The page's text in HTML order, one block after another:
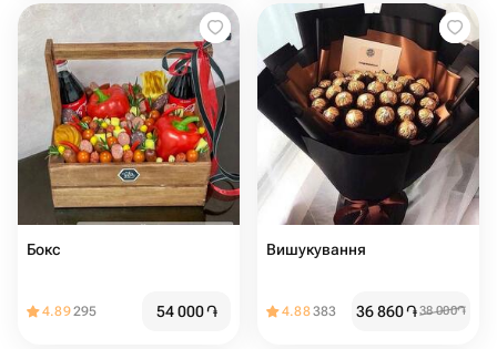
Бокс
4.89295 54 000֏
Вишукування
4.88383 36 860֏38 000֏